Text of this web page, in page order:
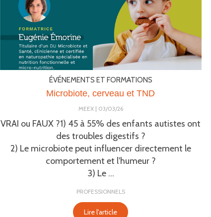
ÉVÉNEMENTS ET FORMATIONS
Microbiote, cerveau et TND
MEEX 03/03/26
VRAI ou FAUX ?1) 45 à 55% des enfants autistes ont
des troubles digestifs ?
2) Le microbiote peut influencer directement le
comportement et l'humeur ?
3) Le ...
PROFESSIONNELS
Lire l'article